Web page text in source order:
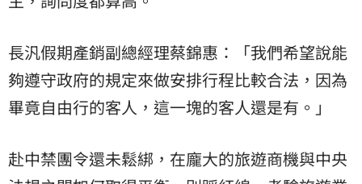
長汎假期產銷副總經理蔡錦惠：「我們希望說能
夠遵守政府的規定來做安排行程比較合法，因為
畢竟自由行的客人，這一塊的客人還是有。」
赴中禁團令還未鬆綁，在龐大的旅遊商機與中央